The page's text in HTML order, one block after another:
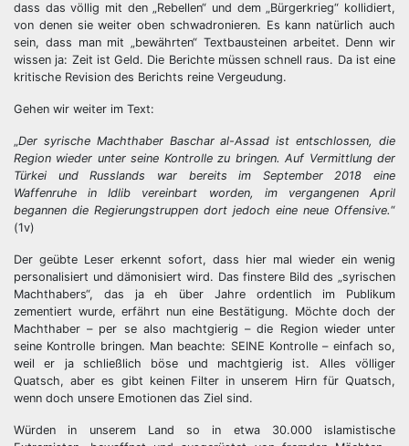
dass das völlig mit den „Rebellen“ und dem „Bürgerkrieg“ kollidiert,
von denen sie weiter oben schwadronieren. Es kann natürlich auch
sein, dass man mit „bewährten“ Textbausteinen arbeitet. Denn wir
wissen ja: Zeit ist Geld. Die Berichte müssen schnell raus. Da ist eine
kritische Revision des Berichts reine Vergeudung.
Gehen wir weiter im Text:
„Der syrische Machthaber Baschar al-Assad ist entschlossen, die
Region wieder unter seine Kontrolle zu bringen. Auf Vermittlung der
Türkei und Russlands war bereits im September 2018 eine
Waffenruhe in Idlib vereinbart worden, im vergangenen April
begannen die Regierungstruppen dort jedoch eine neue Offensive.“
(1v)
Der geübte Leser erkennt sofort, dass hier mal wieder ein wenig
personalisiert und dämonisiert wird. Das finstere Bild des „syrischen
Machthabers“, das ja eh über Jahre ordentlich im Publikum
zementiert wurde, erfährt nun eine Bestätigung. Möchte doch der
Machthaber – per se also machtgierig – die Region wieder unter
seine Kontrolle bringen. Man beachte: SEINE Kontrolle – einfach so,
weil er ja schließlich böse und machtgierig ist. Alles völliger
Quatsch, aber es gibt keinen Filter in unserem Hirn für Quatsch,
wenn doch unsere Emotionen das Ziel sind.
Würden in unserem Land so in etwa 30.000 islamistische